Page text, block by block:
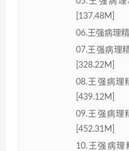
[137.48M]
06.王强病理
07.王强病理
[328.22M]
08.王强病理
[439.12M]
09.王强病理
[452.31M]
10.王强病理